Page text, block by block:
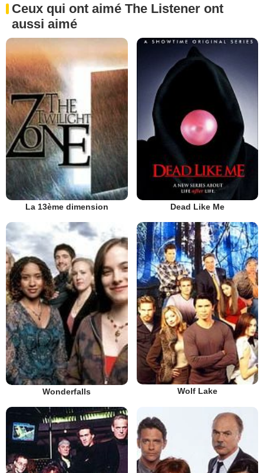
Ceux qui ont aimé The Listener ont
aussi aimé
La 13ème dimension Dead Like Me
Wonderfalls Wolf Lake